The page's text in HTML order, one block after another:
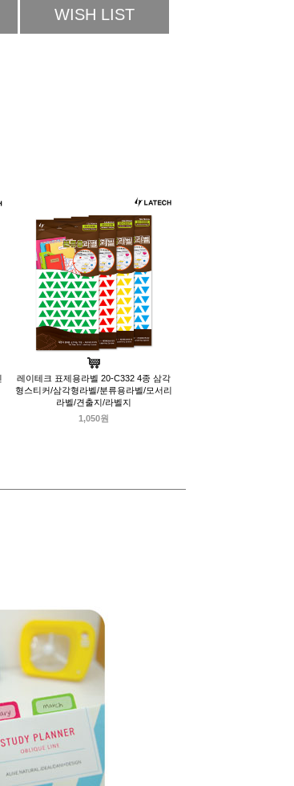
WISH LIST
레이테크 표제용라벨 20-C332 4종 삼각
형스티커/삼각형라벨/분류용라벨/모서리
라벨/견출지/라벨지
1,050원